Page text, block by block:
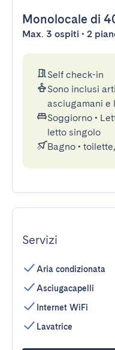
Monolocale di
Max. 3 ospiti • 2
Self check-in
Sono inclusi
asciugamani e
Soggiorno •
letto singolo
Bagno •
Servizi
Aria condizionata
Asciugacapelli
Internet WiFi
Lavatrice